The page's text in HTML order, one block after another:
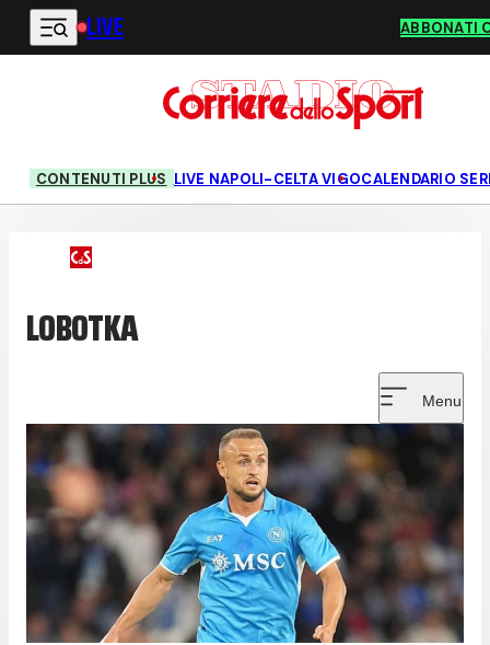
Vai al contenuto principale
LIVE ABBONATI
CONTENUTI PLUS LIVE NAPOLI-CELTA VIGOCALENDARIO
LOBOTKA
Menu